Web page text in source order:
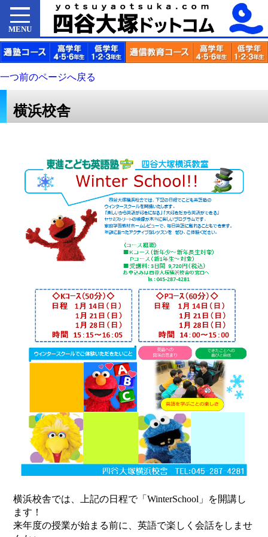
MENU
一つ前のページへ戻る
横浜校舎
横浜校舎では、上記の日程で「WinterSchool」を開講し
ます！
来年度の授業が始まる前に、英語で楽しく会話をしませ